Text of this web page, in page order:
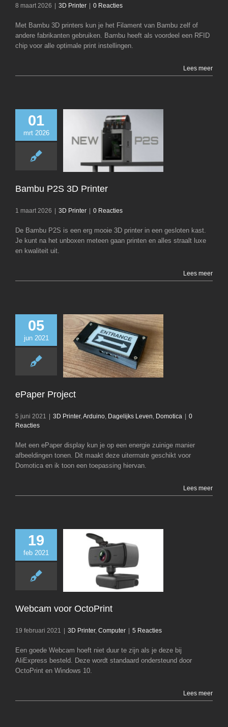
8 maart 2026 | 3D Printer | 0 Reacties
Met Bambu 3D printers kun je het Filament van Bambu zelf of
andere fabrikanten gebruiken. Bambu heeft als voordeel een RFID
chip voor alle optimale print instellingen.
Lees meer
01
mrt 2026
Bambu P2S 3D Printer
1 maart 2026 | 3D Printer | 0 Reacties
De Bambu P2S is een erg mooie 3D printer in een gesloten kast.
Je kunt na het unboxen meteen gaan printen en alles straalt luxe
en kwaliteit uit.
Lees meer
05
jun 2021
ePaper Project
5 juni 2021 | 3D Printer,Arduino, Dagelijks Leven, Domotica | 0
Reacties
Met een ePaper display kun je op een energie zuinige manier
afbeeldingen tonen. Dit maakt deze uitermate geschikt voor
Domotica en ik toon een toepassing hiervan.
Lees meer
19
feb 2021
Webcam voor OctoPrint
19 februari 2021 | 3D Printer, Computer | 5 Reacties
Een goede Webcam hoeft niet duur te zijn als je deze bij
AliExpress besteld. Deze wordt standaard ondersteund door
OctoPrint en Windows 10.
Lees meer